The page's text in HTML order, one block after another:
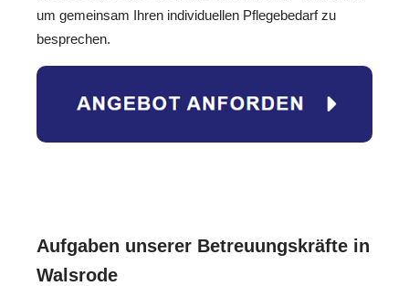
um gemeinsam Ihren individuellen Pflegebedarf zu
besprechen.
Aufgaben unserer Betreuungskräfte in
Walsrode